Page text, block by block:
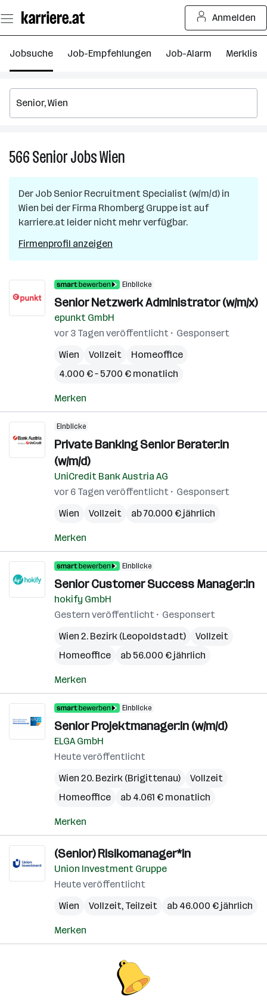
Seiteninhalt
springen
Anmelden
Jobsuche Job-Empfehlungen Job-Alarm Merkliste
566SeniorJobsWien
in
Wien
Der Job Senior Recruitment Specialist (w/m/d) in
Wien bei der Firma Rhomberg Gruppe ist auf
karriere.at leider nicht mehr verfügbar.
Firmenprofil anzeigen
Einblicke
Senior Netzwerk Administrator (w/m/x)
epunkt GmbH
vor 3 Tagen veröffentlicht
Gesponsert
Wien
Vollzeit
Homeoffice
4.000 € – 5.700 € monatlich
Merken
Einblicke
Private Banking Senior Berater:in
(w/m/d)
UniCredit Bank Austria AG
vor 6 Tagen veröffentlicht
Gesponsert
Wien
Vollzeit ab 70.000 € jährlich
Merken
Einblicke
Senior Customer Success Manager:in
hokify GmbH
Gestern veröffentlicht
Gesponsert
Wien 2. Bezirk (Leopoldstadt)
Vollzeit
Homeoffice
ab 56.000 € jährlich
Merken
Einblicke
Senior Projektmanager:in (w/m/d)
ELGA GmbH
Heute veröffentlicht
Wien 20. Bezirk (Brigittenau)
Vollzeit
Homeoffice
ab 4.061 € monatlich
Merken
(Senior) Risikomanager*in
Union Investment Gruppe
Heute veröffentlicht
Wien
Vollzeit, Teilzeit ab 46.000 € jährlich
Merken